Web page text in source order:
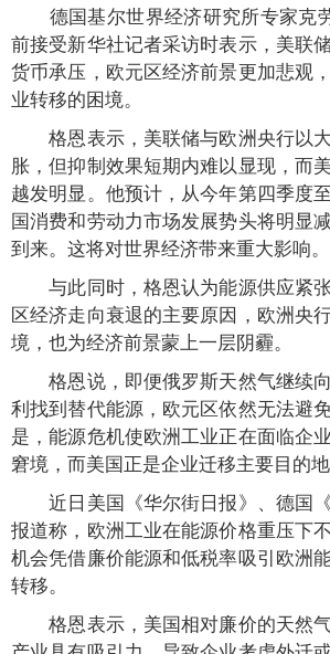
德国基尔世界经济研究所专家克
前接受新华社记者采访时表示，美联
货币承压，欧元区经济前景更加悲观
业转移的困境。
格恩表示，美联储与欧洲央行以
胀，但抑制效果短期内难以显现，而
越发明显。他预计，从今年第四季度
国消费和劳动力市场发展势头将明显
到来。这将对世界经济带来重大影响。
与此同时，格恩认为能源供应紧
区经济走向衰退的主要原因，欧洲央
境，也为经济前景蒙上一层阴霾。
格恩说，即便俄罗斯天然气继续
利找到替代能源，欧元区依然无法避
是，能源危机使欧洲工业正在面临企
窘境，而美国正是企业迁移主要目的地
近日美国《华尔街日报》、德国
报道称，欧洲工业在能源价格重压下
机会凭借廉价能源和低税率吸引欧洲
转移。
格恩表示，美国相对廉价的天然